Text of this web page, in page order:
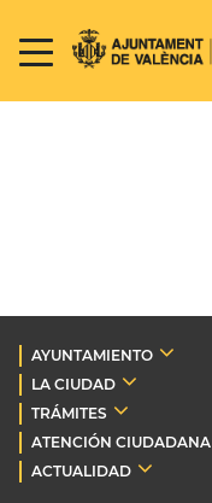
AYUNTAMIENTO
LA CIUDAD
TRÁMITES
ATENCIÓN CIUDADANA
ACTUALIDAD